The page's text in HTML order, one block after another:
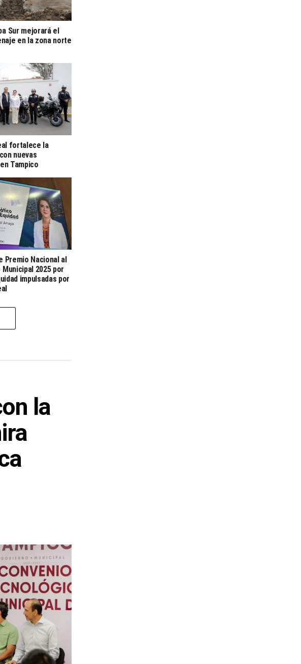
Sur mejorará el
en la zona norte
fortalece la
nuevas
Tampico
Premio Nacional al
2025 por
impulsadas por
la